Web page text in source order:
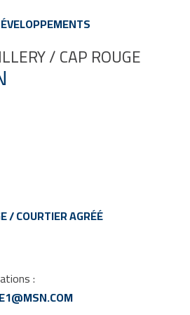
/ CAP ROUGE
/ COURTIER AGRÉÉ
: